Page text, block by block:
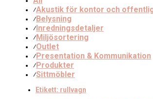
⁄Akustik för kontor och
⁄Belysning
⁄Inredningsdetaljer
⁄Miljösortering
⁄Outlet
⁄Presentation & Kommunikation
⁄Produkter
⁄Sittmöbler
Etikett: rullvagn